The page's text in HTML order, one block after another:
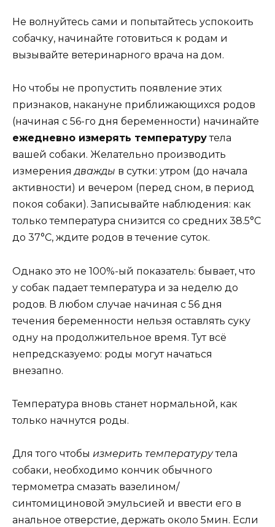
Не волнуйтесь сами и попытайтесь успокоить
собачку, начинайте готовиться к родам и
вызывайте ветеринарного врача на дом.
Но чтобы не пропустить появление этих
признаков, накануне приближающихся родов
(начиная с 56-го дня беременности) начинайте
ежедневно измерять температурутела
вашей собаки. Желательно производить
измерениядважды в сутки: утром (до начала
активности) и вечером (перед сном, в период
покоя собаки). Записывайте наблюдения: как
только температура снизится со средних 38.5°С
до 37°С, ждите родов в течение суток.
Однако это не 100%-ый показатель: бывает, что
у собак падает температура и за неделю до
родов. В любом случае начиная с 56 дня
течения беременности нельзя оставлять суку
одну на продолжительное время. Тут всё
непредсказуемо: роды могут начаться
внезапно.
Температура вновь станет нормальной, как
только начнутся роды.
Для того чтобы измерить температурутела
собаки, необходимо кончик обычного
термометра смазать вазелином/
синтомициновой эмульсией и ввести его в
анальное отверстие, держать около 5мин. Если